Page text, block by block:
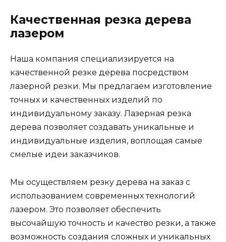
Качественная резка дерева
лазером
Наша компания специализируется на
качественной резке дерева посредством
лазерной резки. Мы предлагаем изготовление
точных и качественных изделий по
индивидуальному заказу. Лазерная резка
дерева позволяет создавать уникальные и
индивидуальные изделия, воплощая самые
смелые идеи заказчиков.
Мы осуществляем резку дерева на заказ с
использованием современных технологий
лазером. Это позволяет обеспечить
высочайшую точность и качество резки, а также
возможность создания сложных и уникальных